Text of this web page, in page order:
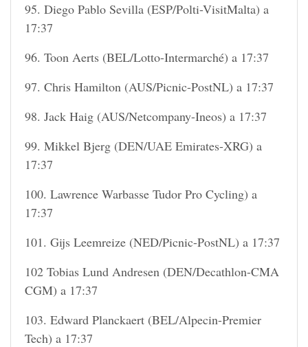
95. Diego Pablo Sevilla (ESP/Polti-VisitMalta) a
17:37
96. Toon Aerts (BEL/Lotto-Intermarché) a 17:37
97. Chris Hamilton (AUS/Picnic-PostNL) a 17:37
98. Jack Haig (AUS/Netcompany-Ineos) a 17:37
99. Mikkel Bjerg (DEN/UAE Emirates-XRG) a
17:37
100. Lawrence Warbasse Tudor Pro Cycling) a
17:37
101. Gijs Leemreize (NED/Picnic-PostNL) a 17:37
102 Tobias Lund Andresen (DEN/Decathlon-CMA
CGM) a 17:37
103. Edward Planckaert (BEL/Alpecin-Premier
Tech) a 17:37